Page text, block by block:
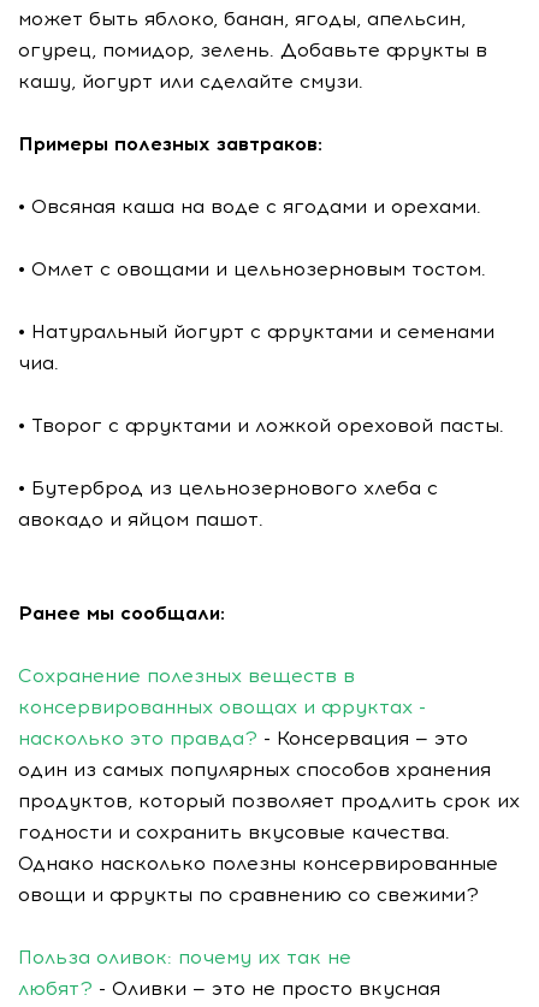
может быть яблоко, банан, ягоды, апельсин,
огурец, помидор, зелень. Добавьте фрукты в
кашу, йогурт или сделайте смузи.
Примеры полезных завтраков:
• Овсяная каша на воде с ягодами и орехами.
• Омлет с овощами и цельнозерновым тостом.
• Натуральный йогурт с фруктами и семенами
чиа.
• Творог с фруктами и ложкой ореховой пасты.
• Бутерброд из цельнозернового хлеба с
авокадо и яйцом пашот.
Ранее мы сообщали:
Сохранение полезных веществ в
консервированных овощах и фруктах -
насколько это правда? - Консервация — это
один из самых популярных способов хранения
продуктов, который позволяет продлить срок их
годности и сохранить вкусовые качества.
Однако насколько полезны консервированные
овощи и фрукты по сравнению со свежими?
Польза оливок: почему их так не
любят? - Оливки — это не просто вкусная